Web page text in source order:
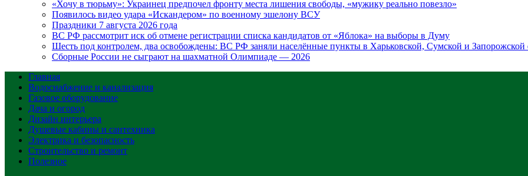
«Хочу в тюрьму»: Украинец предпочел фронту места лишения свободы, «мужику реально повезло»
Появилось видео удара «Искандером» по военному эшелону ВСУ
Праздники 7 августа 2026 года
ВС РФ рассмотрит иск об отмене регистрации списка кандидатов от «Яблока» на выборы в Думу
Шесть под контролем, два освобождены: ВС РФ заняли населённые пункты в Харьковской, Сумской и Запорожской
Сборные России не сыграют на шахматной Олимпиаде — 2026
Главная
Водоснабжение и канализация
Газовое оборудование
Дача и огород
Дизайн интерьера
Душевые кабины и сантехника
Электрика и безопасность
Строительство и ремонт
Полезное